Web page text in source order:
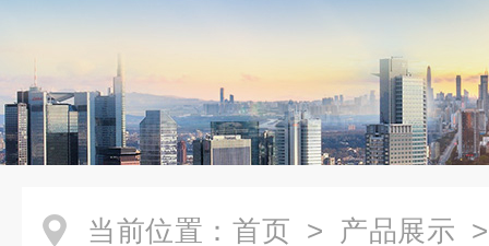
当前位置： 首页 > 产品展示